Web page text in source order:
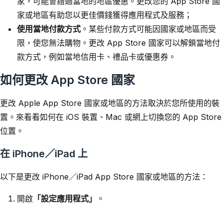
家或地區有助您以更佳價錢獲得應用程式及服務；
使用當地付款方式。某些付款方式可能因國家或地區而受
限，使您無法購物。更改 App Store 國家可以解鎖當地付
款方式，例如當地信用卡、禮品卡或優惠券。
如何更改 App Store 國家
更改 Apple App Store 國家或地區的方法取決於您所使用的裝
置。來看看如何在 iOS 裝置、Mac 或網上切換您的 App Store
位置。
在 iPhone／iPad 上
以下是更改 iPhone／iPad App Store 國家或地區的方法：
開啟「設定應用程式」
。